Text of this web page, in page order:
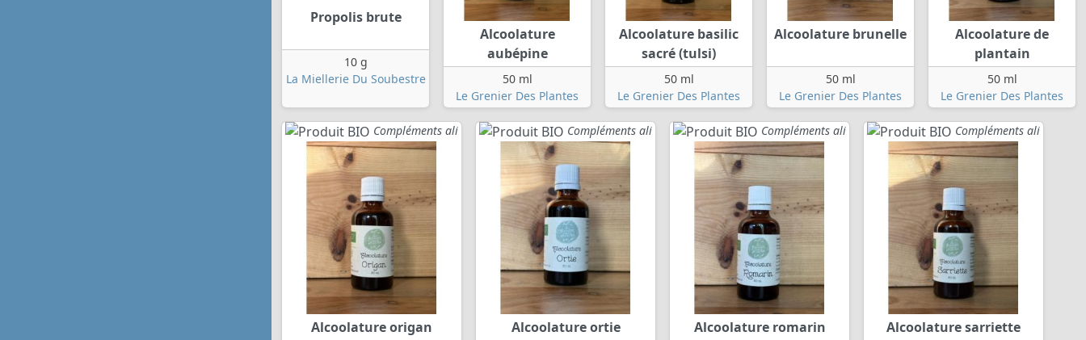
Propolis brute
10 g
La Miellerie Du Soubestre
Alcoolature
aubépine
50 ml
Le Grenier Des Plantes
Alcoolature basilic
sacré (tulsi)
50 ml
Le Grenier Des Plantes
Alcoolature brunelle
50 ml
Le Grenier Des Plantes
Alcoolature de
plantain
50 ml
Le Grenier Des Plantes
Compléments ali
Alcoolature origan
Compléments ali
Alcoolature ortie
Compléments ali
Alcoolature romarin
Compléments ali
Alcoolature sarriette